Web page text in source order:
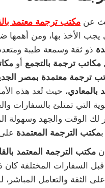
عن مكتب ترجمة معتمد
يجب الأخذ بها، ومن أهمها
ذو ثقة وسمعة طيبة
مكاتب ترجمة بالتجمع أو
ترجمة معتمدة بمصر
بالمعادي، حيث تُعد هذه
التي تمتلئ بالسفارات
لك الوقت والجهد وسهولة
مكتب الترجمة المعتمدة
مكتب الترجمة المعتمد
السفارات المختلفة كان
الثقة والتعامل المباشر،